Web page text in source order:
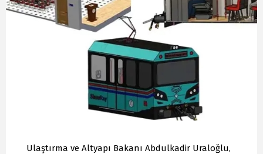
Ulaştırma ve Altyapı Bakanı Abdulkadir Uraloğlu,